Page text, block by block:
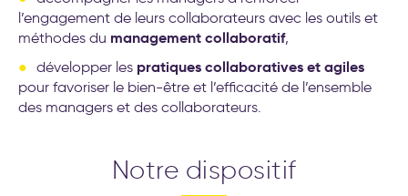
l’engagement de leurs collaborateurs avec les outils et
méthodes du management collaboratif,
développer les pratiques collaboratives et agiles
pour favoriser le bien-être et l’efficacité de l’ensemble
des managers et des collaborateurs.
Notre dispositif